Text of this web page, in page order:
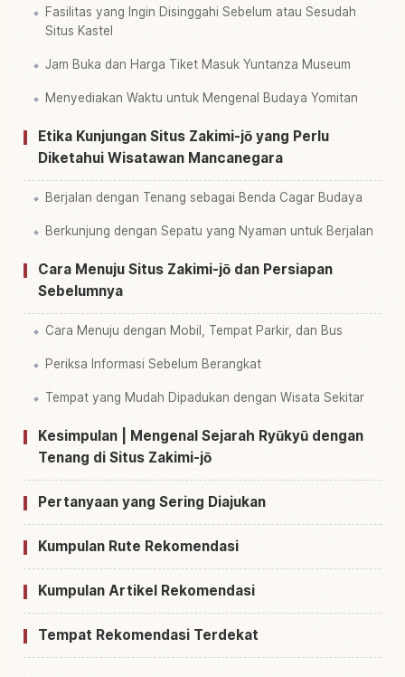
Fasilitas yang Ingin Disinggahi Sebelum atau Sesudah
Situs Kastel
Jam Buka dan Harga Tiket Masuk Yuntanza Museum
Menyediakan Waktu untuk Mengenal Budaya Yomitan
Etika Kunjungan Situs Zakimi-jō yang Perlu
Diketahui Wisatawan Mancanegara
Berjalan dengan Tenang sebagai Benda Cagar Budaya
Berkunjung dengan Sepatu yang Nyaman untuk Berjalan
Cara Menuju Situs Zakimi-jō dan Persiapan
Sebelumnya
Cara Menuju dengan Mobil, Tempat Parkir, dan Bus
Periksa Informasi Sebelum Berangkat
Tempat yang Mudah Dipadukan dengan Wisata Sekitar
Kesimpulan | Mengenal Sejarah Ryūkyū dengan
Tenang di Situs Zakimi-jō
Pertanyaan yang Sering Diajukan
Kumpulan Rute Rekomendasi
Kumpulan Artikel Rekomendasi
Tempat Rekomendasi Terdekat